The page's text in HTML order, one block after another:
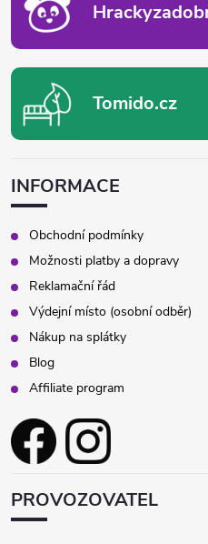
Tomido.cz
INFORMACE
Obchodní podmínky
Možnosti platby a dopravy
Reklamační řád
Výdejní místo (osobní odběr)
Nákup na splátky
Blog
Affiliate program
PROVOZOVATEL